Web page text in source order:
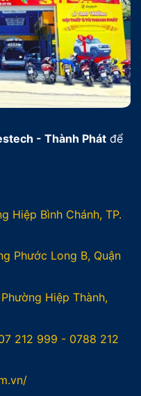
- Thành Phát để
Hiệp Bình Chánh, TP.
Phước Long B, Quận
Hiệp Thành,
212 999 - 0788 212